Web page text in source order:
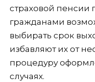
страховой пенсии
гражданами
выбирать срок
избавляют их от
процедуру
случаях.